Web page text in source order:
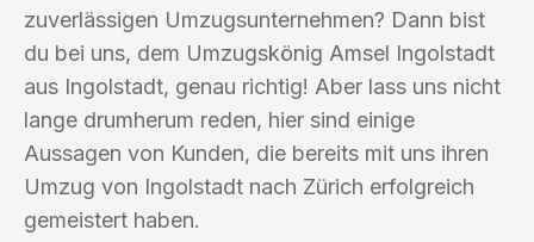
zuverlässigen Umzugsunternehmen? Dann bist
du bei uns, dem Umzugskönig Amsel Ingolstadt
aus Ingolstadt, genau richtig! Aber lass uns nicht
lange drumherum reden, hier sind einige
Aussagen von Kunden, die bereits mit uns ihren
Umzug von Ingolstadt nach Zürich erfolgreich
gemeistert haben.